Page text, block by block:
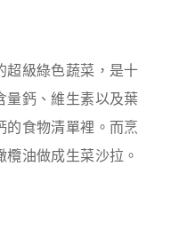
超級綠色蔬菜，是十
量鈣、維生素以及葉
的食物清單裡。而烹
油做成生菜沙拉。